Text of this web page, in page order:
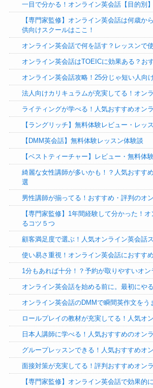
一目で分かる！オンライン英会話【目的別
【専門家監修】オンライン英会話は何歳か
供向けスクールはここ！
オンライン英会話で何を話す？レッスンで
オンライン英会話はTOEICに効果ある？お
オンライン英会話攻略！25分じゃ短い人向
法人向けカリキュラムが充実してる！オン
ライティングが学べる！人気おすすめオン
【ラングリッチ】無料体験レビュー・レッ
【DMM英会話】無料体験レッスン体験談
【ベストティーチャー】レビュー・無料体
綺麗な女性講師が多いかも！？人気おすす
選
男性講師が揃ってる！おすすめ・評判のオ
【専門家監修】1年間経験して分かった！
るコツ５つ
顧客満足度で選ぶ！人気オンライン英会話
使い易さ重視！オンライン英会話におすす
1分もあれば十分！？予約が取りやすいオ
オンライン英会話を始める前に。最初にや
オンライン英会話のDMMで瞬間英作文をう
ロールプレイの教材が充実してる！人気オ
日本人講師に学べる！人気おすすめのオン
グループレッスンできる！人気おすすめオ
面接対策が充実してる！評判おすすめオン
【専門家監修】オンライン英会話で効果的